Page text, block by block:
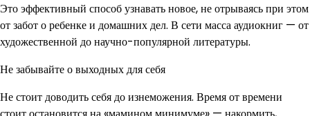
Это эффективный способ узнавать новое, не отрываясь при этом
от забот о ребенке и домашних дел. В сети масса аудиокниг — от
художественной до научно-популярной литературы.
Не забывайте о выходных для себя
Не стоит доводить себя до изнеможения. Время от времени